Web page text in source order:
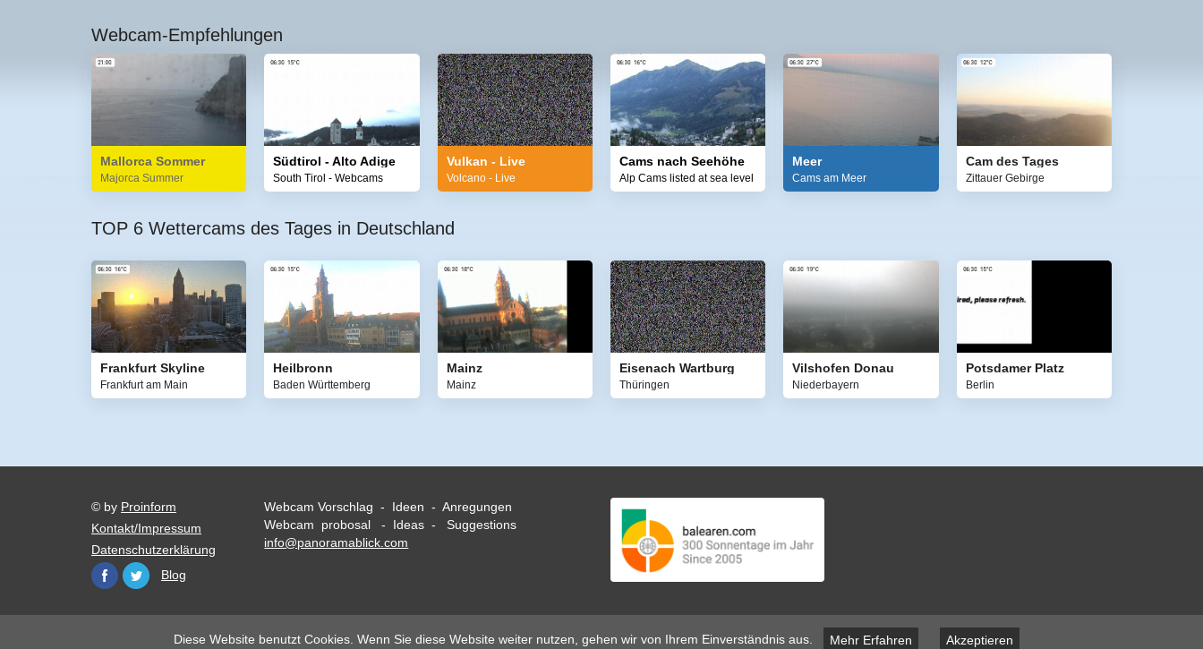
Webcam-Empfehlungen
Mallorca Sommer
Majorca Summer
Südtirol - Alto Adige
South Tirol - Webcams
Vulkan - Live
Volcano - Live
Cams nach Seehöhe
Alp Cams listed at sea level
Meer
Cams am Meer
Cam des Tages
Zittauer Gebirge
TOP 6 Wettercams des Tages in Deutschland
Frankfurt Skyline
Frankfurt am Main
Heilbronn
Baden Württemberg
Mainz
Mainz
Eisenach Wartburg
Thüringen
Vilshofen Donau
Niederbayern
Potsdamer Platz
Berlin
© by Proinform
Kontakt/Impressum
Datenschutzerklärung
Blog
Webcam Vorschlag - Ideen - Anregungen
Webcam probosal - Ideas - Suggestions
info@panoramablick.com
Diese Website benutzt Cookies. Wenn Sie diese Website weiter nutzen, gehen wir von Ihrem Einverständnis aus. Mehr Erfahren Akzeptieren